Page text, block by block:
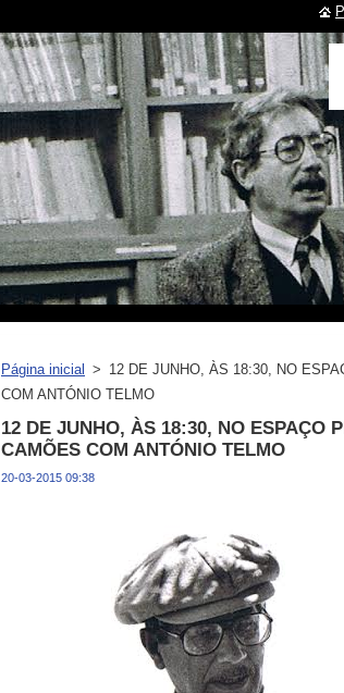
Página inicial > 12 DE JUNHO, ÀS 18:30, NO
COM ANTÓNIO TELMO
12 DE JUNHO, ÀS 18:30, NO ESPAÇO
CAMÕES COM ANTÓNIO TELMO
20-03-2015 09:38